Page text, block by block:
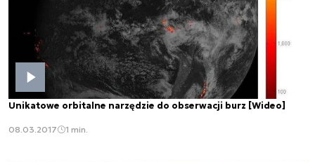
Unikatowe orbitalne narzędzie do obserwacji burz [Wideo]
08.03.2017 1 min.